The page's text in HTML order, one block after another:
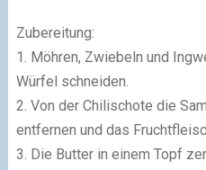
Zubereitung:
1. Möhren, Zwiebeln und
Würfel schneiden.
2. Von der Chilischote die
entfernen und das
3. Die Butter in einem Topf